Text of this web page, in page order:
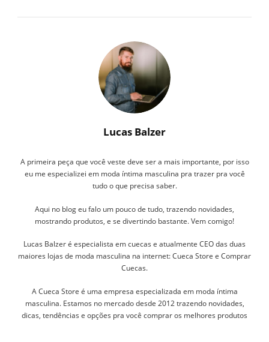
Lucas Balzer
A primeira peça que você veste deve ser a mais importante, por isso
eu me especializei em moda íntima masculina pra trazer pra você
tudo o que precisa saber.
Aqui no blog eu falo um pouco de tudo, trazendo novidades,
mostrando produtos, e se divertindo bastante. Vem comigo!
Lucas Balzer é especialista em cuecas e atualmente CEO das duas
maiores lojas de moda masculina na internet: Cueca Store e Comprar
Cuecas.
A Cueca Store é uma empresa especializada em moda íntima
masculina. Estamos no mercado desde 2012 trazendo novidades,
dicas, tendências e opções pra você comprar os melhores produtos